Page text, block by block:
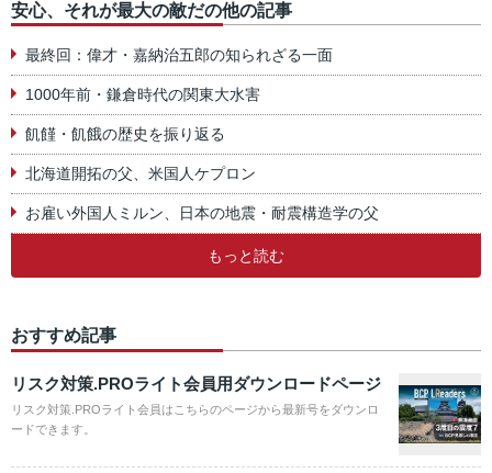
安心、それが最大の敵だの他の記事
最終回：偉才・嘉納治五郎の知られざる一面
1000年前・鎌倉時代の関東大水害
飢饉・飢餓の歴史を振り返る
北海道開拓の父、米国人ケプロン
お雇い外国人ミルン、日本の地震・耐震構造学の父
もっと読む
おすすめ記事
リスク対策.PROライト会員用ダウンロードページ
リスク対策.PROライト会員はこちらのページから最新号をダウンロ
ードできます。